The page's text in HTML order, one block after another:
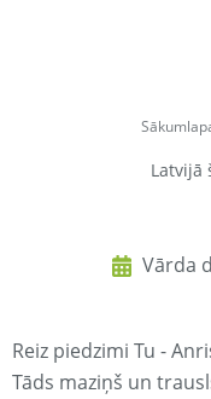
Latvijā
Vārda
Reiz piedzimi Tu -
Tāds maziņš un